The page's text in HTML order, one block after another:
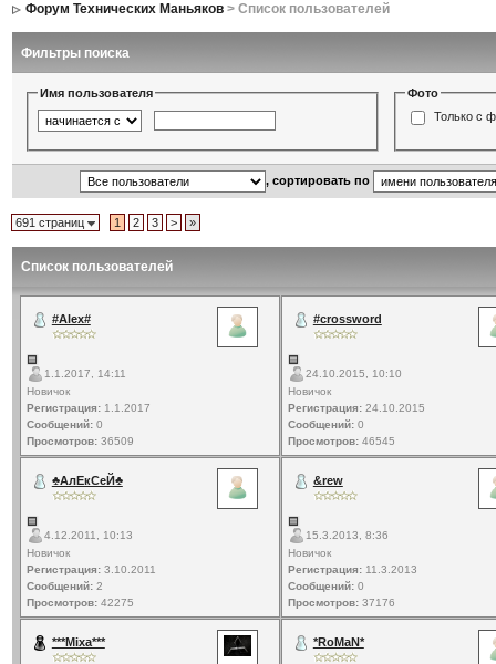
Форум Технических Маньяков> Список пользователей
Фильтры поиска
Имя пользователя
Фото
Только с
, сортировать по
691 страниц 1 2 3 > »
Список пользователей
#Alex#
1.1.2017, 14:11
Новичок
Регистрация:1.1.2017
Сообщений:0
Просмотров:36509
#crossword
24.10.2015, 10:10
Новичок
Регистрация:24.10.2015
Сообщений:0
Просмотров:46545
♣АлЕкСеЙ♣
4.12.2011, 10:13
Новичок
Регистрация:3.10.2011
Сообщений:2
Просмотров:42275
&rew
15.3.2013, 8:36
Новичок
Регистрация:11.3.2013
Сообщений:0
Просмотров:37176
***Mixa*** *RoMaN*